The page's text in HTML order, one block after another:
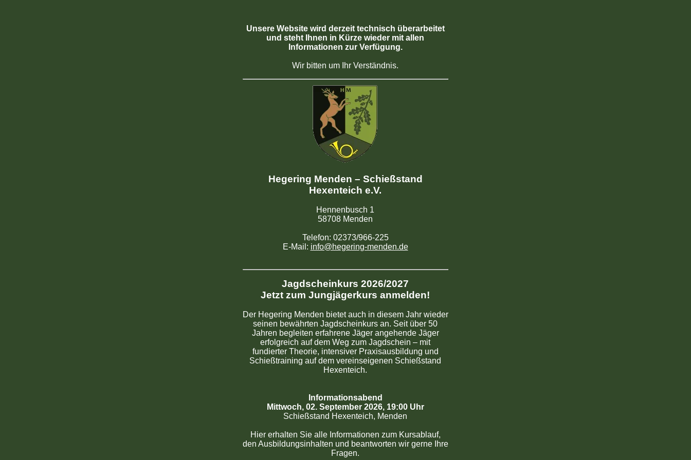
Unsere Website wird derzeit technisch überarbeitet
und steht Ihnen in Kürze wieder mit allen
Informationen zur Verfügung.
Wir bitten um Ihr Verständnis.
Hegering Menden – Schießstand
Hexenteich e.V.
Hennenbusch 1
58708 Menden
Telefon: 02373/966-225
E-Mail: info@hegering-menden.de
Jagdscheinkurs 2026/2027
Jetzt zum Jungjägerkurs anmelden!
Der Hegering Menden bietet auch in diesem Jahr wieder
seinen bewährten Jagdscheinkurs an. Seit über 50
Jahren begleiten erfahrene Jäger angehende Jäger
erfolgreich auf dem Weg zum Jagdschein – mit
fundierter Theorie, intensiver Praxisausbildung und
Schießtraining auf dem vereinseigenen Schießstand
Hexenteich.
Informationsabend
Mittwoch, 02. September 2026, 19:00 Uhr
Schießstand Hexenteich, Menden
Hier erhalten Sie alle Informationen zum Kursablauf,
den Ausbildungsinhalten und beantworten wir gerne Ihre
Fragen.